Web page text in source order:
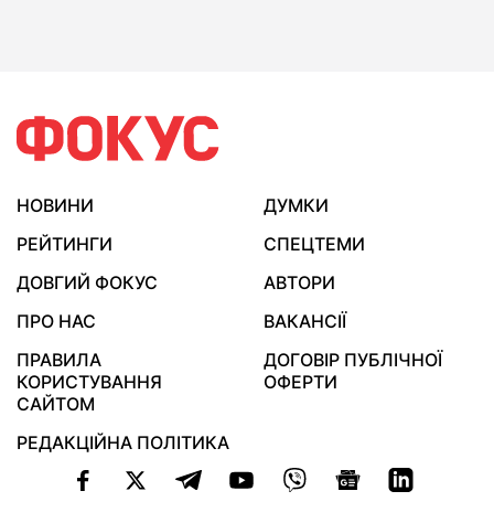
НОВИНИ
ДУМКИ
РЕЙТИНГИ
СПЕЦТЕМИ
ДОВГИЙ ФОКУС
АВТОРИ
ПРО НАС
ВАКАНСІЇ
ПРАВИЛА
КОРИСТУВАННЯ
САЙТОМ
ДОГОВІР ПУБЛІЧНОЇ
ОФЕРТИ
РЕДАКЦІЙНА ПОЛІТИКА